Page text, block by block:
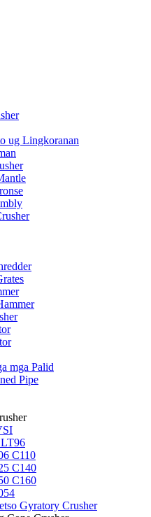
ug Lingkoranan
mga Palid
Pipe
C110
C140
C160
Gyratory Crusher